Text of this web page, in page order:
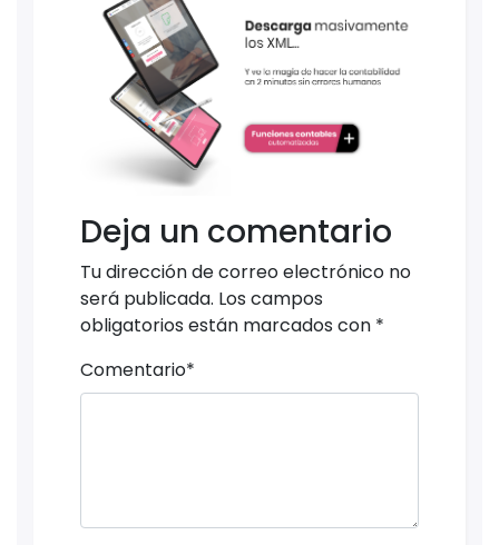
Deja un comentario
Tu dirección de correo electrónico no
será publicada. Los campos
obligatorios están marcados con *
Comentario*